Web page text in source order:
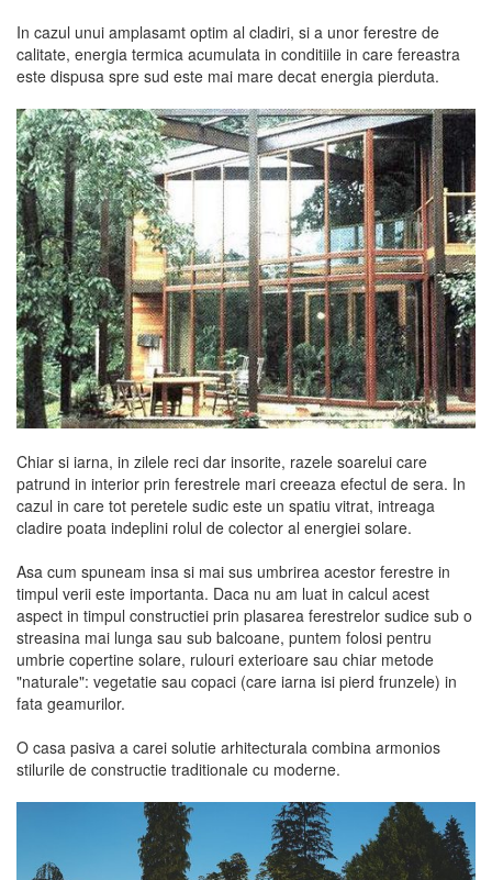
In cazul unui amplasamt optim al cladiri, si a unor ferestre de
calitate, energia termica acumulata in conditiile in care fereastra
este dispusa spre sud este mai mare decat energia pierduta.
Chiar si iarna, in zilele reci dar insorite, razele soarelui care
patrund in interior prin ferestrele mari creeaza efectul de sera. In
cazul in care tot peretele sudic este un spatiu vitrat, intreaga
cladire poata indeplini rolul de colector al energiei solare.
Asa cum spuneam insa si mai sus umbrirea acestor ferestre in
timpul verii este importanta. Daca nu am luat in calcul acest
aspect in timpul constructiei prin plasarea ferestrelor sudice sub o
streasina mai lunga sau sub balcoane, puntem folosi pentru
umbrie copertine solare, rulouri exterioare sau chiar metode
"naturale": vegetatie sau copaci (care iarna isi pierd frunzele) in
fata geamurilor.
O casa pasiva a carei solutie arhitecturala combina armonios
stilurile de constructie traditionale cu moderne.